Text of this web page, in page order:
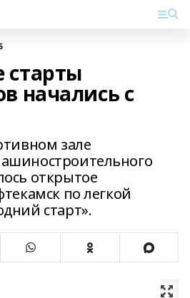
старты
начались с
зале
открытое
по легкой
старт».